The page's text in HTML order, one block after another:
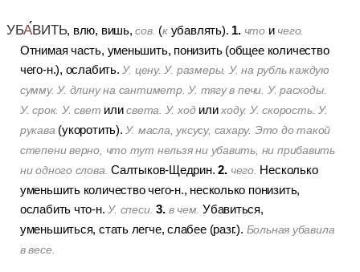
УБАВИТЬ, влю, вишь,сов. (кубавлять). 1. что и чего.
Отнимая часть, уменьшить, понизить (общее количество
чего-н.), ослабить. У. цену. У. размеры. У. на рубль каждую
сумму. У. длину на сантиметр. У. тягу в печи. У. расходы.
У. срок. У. свет илисвета. У. ходилиходу. У. скорость. У.
рукава (укоротить).У. масла, уксусу, сахару. Это до такой
степени верно, что тут нельзя ни убавить, ни прибавить
ни одного слова. Салтыков-Щедрин. 2. чего. Несколько
уменьшить количество чего-н., несколько понизить,
ослабить что-н. У. спеси. 3. в чем. Убавиться,
уменьшиться, стать легче, слабее (разг.). Больная убавила
в весе.